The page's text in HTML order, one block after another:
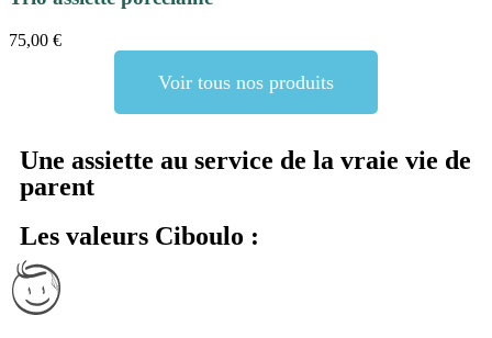
75,00 €
Voir tous nos produits
Une assiette au service de la vraie vie de
parent​
Les valeurs Ciboulo :